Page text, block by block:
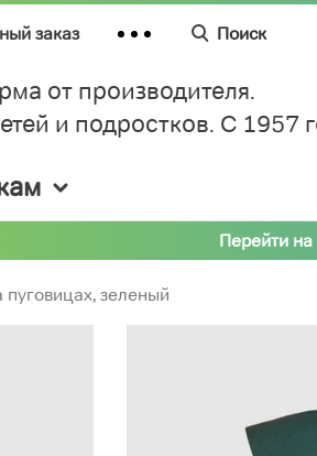
заказ Поиск
от производителя.
и подростков. C 1957
Перейти
зеленый